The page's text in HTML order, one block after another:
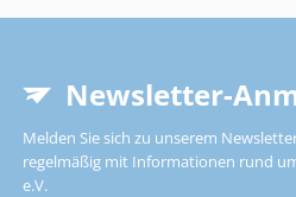
Newsletter-
Melden Sie sich zu unserem
regelmäßig mit Informationen rund
e.V.